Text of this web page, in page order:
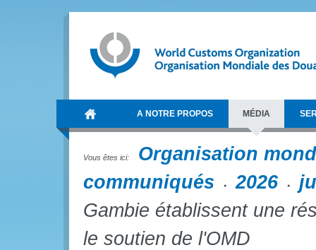
A NOTRE PROPOS MÉDIA
Vous êtes ici:
Organisation
communiqués
2026
Gambie établissent une
le soutien de l'OMD